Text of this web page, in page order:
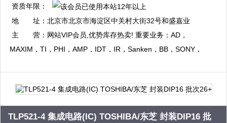
QQ：1344056792
复制
资质年限：
地 址：北京市北京市海淀区中关村大街32号和盛嘉业
大厦10层1009室
主 营： 网站VIP会员,优势库存热卖! 重要业务：AD，
MAXIM，TI，PHI，AMP，IDT，IR，Sanken，BB，SONY，
TLP521-4 集成电路(IC) TOSHIBA/东芝 封装DIP16 批